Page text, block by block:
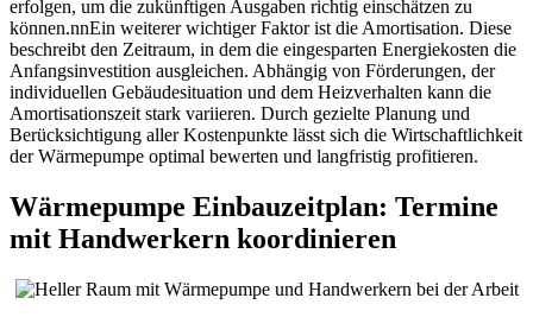
erfolgen, um die zukünftigen Ausgaben richtig einschätzen zu
können.nnEin weiterer wichtiger Faktor ist die Amortisation. Diese
beschreibt den Zeitraum, in dem die eingesparten Energiekosten die
Anfangsinvestition ausgleichen. Abhängig von Förderungen, der
individuellen Gebäudesituation und dem Heizverhalten kann die
Amortisationszeit stark variieren. Durch gezielte Planung und
Berücksichtigung aller Kostenpunkte lässt sich die Wirtschaftlichkeit
der Wärmepumpe optimal bewerten und langfristig profitieren.
Wärmepumpe Einbauzeitplan: Termine
mit Handwerkern koordinieren